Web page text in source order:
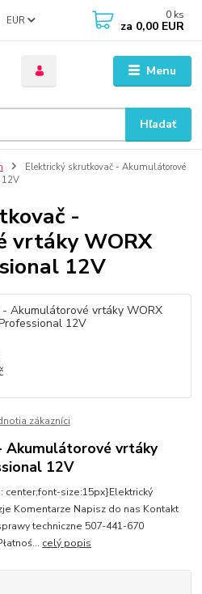
Menu
EUR
Hľadať
0 ks
za 0,00 EUR
Elektrický skrutkovač - Akumulátorové
12V
-
vrtáky WORX
12V
zákazníci
Akumulátorové vrtáky
12V
size:15px}Elektrický
Komentarze Napisz do nas Kontakt
techniczne 507-441-670
celý popis